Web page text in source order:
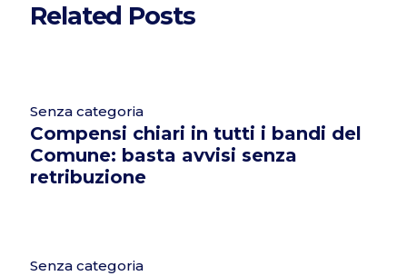
Related Posts
Senza categoria
Compensi chiari in tutti i bandi del
Comune: basta avvisi senza
retribuzione
Senza categoria